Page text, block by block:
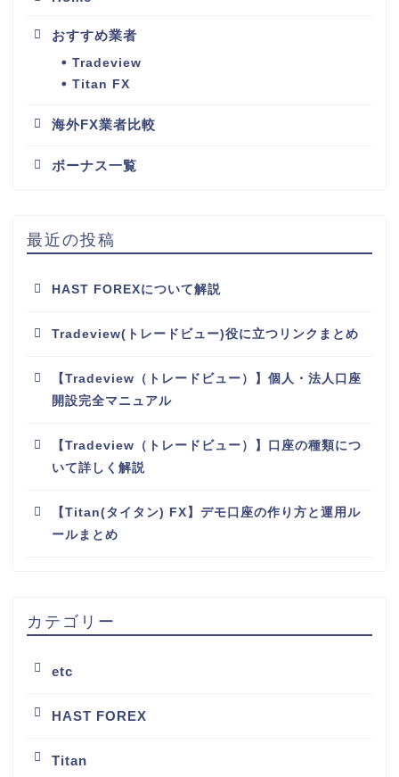
おすすめ業者
Tradeview
Titan FX
海外FX業者比較
ボーナス一覧
最近の投稿
HAST FOREXについて解説
Tradeview(トレードビュー)役に立つリンクまとめ
【Tradeview（トレードビュー）】個人・法人口座
開設完全マニュアル
【Tradeview（トレードビュー）】口座の種類につ
いて詳しく解説
【Titan(タイタン) FX】デモ口座の作り方と運用ル
ールまとめ
カテゴリー
etc
HAST FOREX
Titan